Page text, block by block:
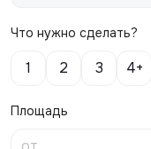
Что нужно сделать?
1 2 3 4+
Площадь